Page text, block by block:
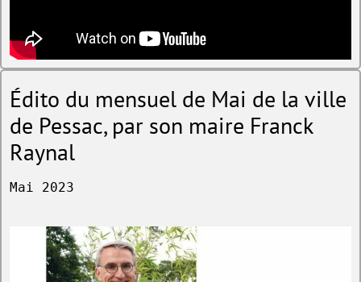
Édito du mensuel de Mai de la ville
de Pessac, par son maire Franck
Raynal
Mai 2023